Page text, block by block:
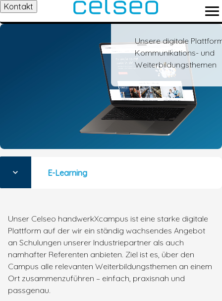
Kontakt
Unsere digitale
Kommunikations- und
Weiterbildungsthemen
E-Learning
Unser Celseo handwerkXcampus ist eine starke digitale
Plattform auf der wir ein ständig wachsendes Angebot
an Schulungen unserer Industriepartner als auch
namhafter Referenten anbieten. Ziel ist es, über den
Campus alle relevanten Weiterbildungsthemen an einem
Ort zusammenzuführen – einfach, praxisnah und
passgenau.